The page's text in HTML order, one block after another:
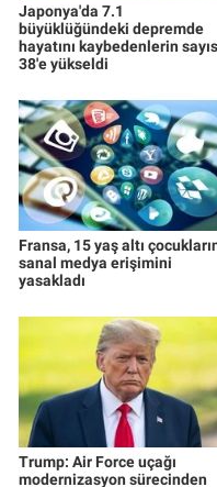
Japonya'da 7.1
büyüklüğündeki depremde
hayatını kaybedenlerin
38'e yükseldi
Fransa, 15 yaş altı
sanal medya erişimini
yasakladı
Trump: Air Force uçağı
modernizasyon sürecinden